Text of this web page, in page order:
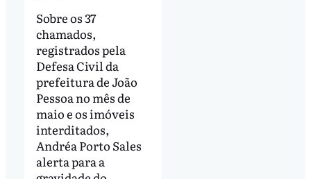
Sobre os 37
chamados,
registrados pela
Defesa Civil da
prefeitura de João
Pessoa no mês de
maio e os imóveis
interditados,
Andréa Porto Sales
alerta para a